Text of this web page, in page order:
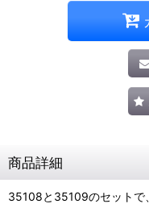
商品詳細
35108と35109のセットで